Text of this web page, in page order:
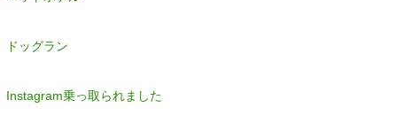
ドッグラン
Instagram乗っ取られました